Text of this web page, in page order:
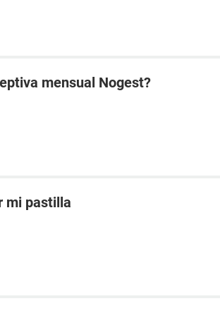
mensual Nogest?
mi pastilla